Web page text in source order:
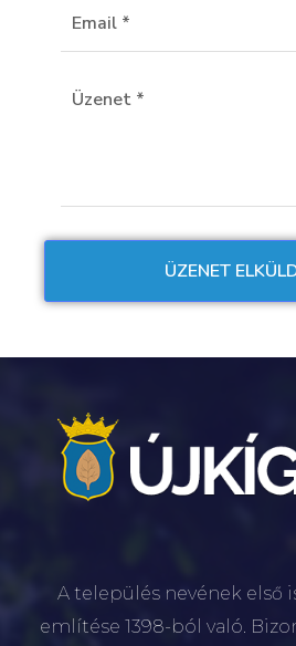
A település nevének első
említése 1398-ból való.